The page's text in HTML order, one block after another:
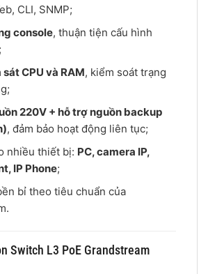
CLI, SNMP;
console, thuận tiện cấu hình
CPU và RAM, kiểm soát trạng
220V + hỗ trợ nguồn backup
, đảm bảo hoạt động liên tục;
nhiều thiết bị: PC, camera IP,
IP Phone;
bỉ theo tiêu chuẩn của
.
Switch L3 PoE Grandstream